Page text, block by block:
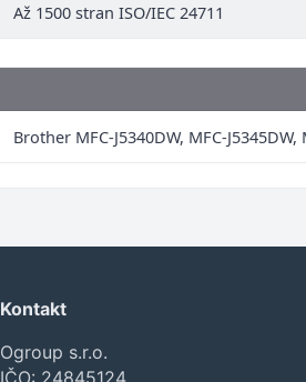
Až 1500 stran ISO/IEC 24711
Brother MFC-J5340DW, MFC-J5345DW,
Kontakt
Ogroup s.r.o.